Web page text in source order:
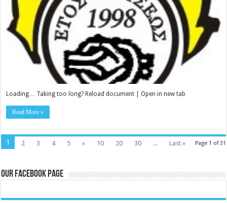
Loading… Taking too long? Reload document | Open in new tab
Read More »
Page 1 of 31
1 2 3 4 5 » 10 20 30 ... Last »
Our Facebook Page